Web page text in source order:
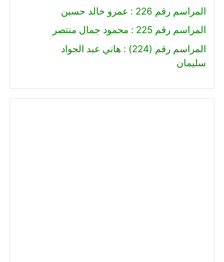
المراسم رقم 226 : عمرو خالد حسين
المراسم رقم 225 : محمود جمال منتصر
المراسم رقم (224) : هاني عبد الجواد
سليمان